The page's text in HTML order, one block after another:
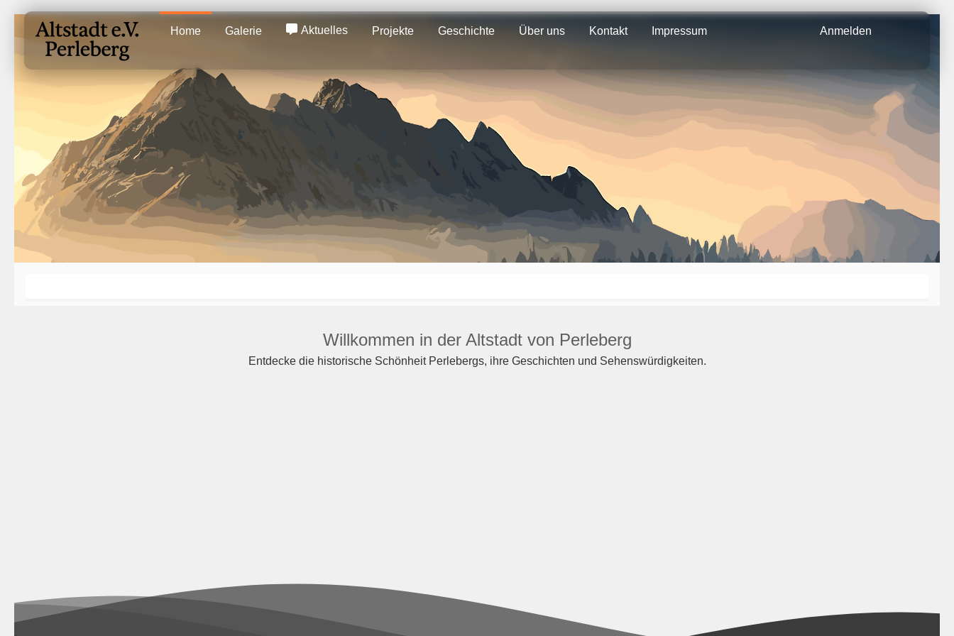
Home Galerie Aktuelles Projekte Geschichte Über uns Kontakt Impressum Anmelden
Willkommen in der Altstadt von Perleberg
Entdecke die historische Schönheit Perlebergs, ihre Geschichten und Sehenswürdigkeiten.